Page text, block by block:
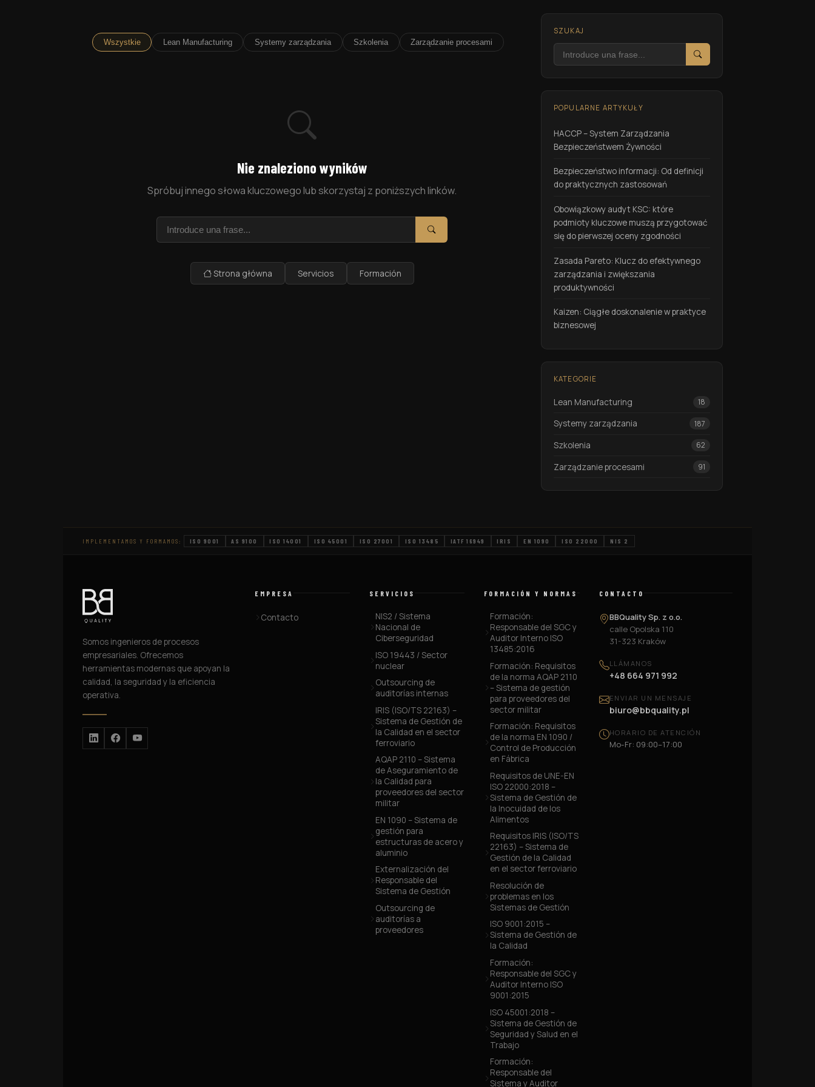
Wszystkie Lean Manufacturing Systemy zarządzania Szkolenia Zarządzanie procesami
Nie znaleziono wyników
Spróbuj innego słowa kluczowego lub skorzystaj z poniższych linków.
Szukaj
Szukaj
Strona główna Servicios Formación
SZUKAJ
Szukaj
POPULARNE ARTYKUŁY
HACCP – System Zarządzania
Bezpieczeństwem Żywności
Bezpieczeństwo informacji: Od definicji
do praktycznych zastosowań
Obowiązkowy audyt KSC: które
podmioty kluczowe muszą przygotować
się do pierwszej oceny zgodności
Zasada Pareto: Klucz do efektywnego
zarządzania i zwiększania
produktywności
Kaizen: Ciągłe doskonalenie w praktyce
biznesowej
KATEGORIE
Lean Manufacturing 18
Systemy zarządzania 187
Szkolenia 62
Zarządzanie procesami 91
IMPLEMENTAMOS Y FORMAMOS: ISO 9001 AS 9100 ISO 14001 ISO 45001 ISO 27001 ISO 13485 IATF 16949 IRIS EN 1090 ISO 22000 NIS 2
Somos ingenieros de procesos
empresariales. Ofrecemos
herramientas modernas que apoyan la
calidad, la seguridad y la eficiencia
operativa.
EMPRESA
Contacto
SERVICIOS
NIS2 / Sistema
Nacional de
Ciberseguridad
ISO 19443 / Sector
nuclear
Outsourcing de
auditorías internas
IRIS (ISO/TS 22163) –
Sistema de Gestión de
la Calidad en el sector
ferroviario
AQAP 2110 – Sistema
de Aseguramiento de
la Calidad para
proveedores del sector
militar
EN 1090 – Sistema de
gestión para
estructuras de acero y
aluminio
Externalización del
Responsable del
Sistema de Gestión
Outsourcing de
auditorías a
proveedores
FORMACIÓN Y NORMAS
Formación:
Responsable del SGC y
Auditor Interno ISO
13485:2016
Formación: Requisitos
de la norma AQAP 2110
– Sistema de gestión
para proveedores del
sector militar
Formación: Requisitos
de la norma EN 1090 /
Control de Producción
en Fábrica
Requisitos de UNE-EN
ISO 22000:2018 –
Sistema de Gestión de
la Inocuidad de los
Alimentos
Requisitos IRIS (ISO/TS
22163) – Sistema de
Gestión de la Calidad
en el sector ferroviario
Resolución de
problemas en los
Sistemas de Gestión
ISO 9001:2015 –
Sistema de Gestión de
la Calidad
Formación:
Responsable del SGC y
Auditor Interno ISO
9001:2015
ISO 45001:2018 –
Sistema de Gestión de
Seguridad y Salud en el
Trabajo
Formación:
Responsable del
Sistema y Auditor
CONTACTO
BBQuality Sp. z o.o.
calle Opolska 110
31-323 Kraków
LLÁMANOS
+48 664 971 992
ENVIAR UN MENSAJE
biuro@bbquality.pl
HORARIO DE ATENCIÓN
Mo-Fr: 09:00–17:00